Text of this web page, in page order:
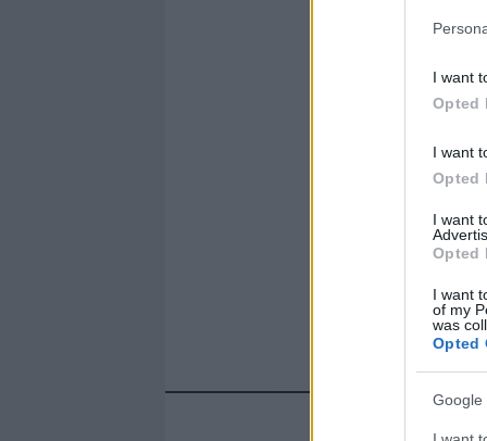
I want
Opted
I want
Opted
I want
Opted
I want
of my
was
Opted
Google